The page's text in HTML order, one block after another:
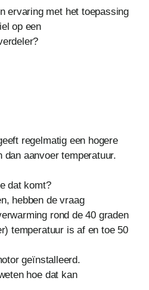
ervaring met het toepassing
op een
regelmatig een hogere
aanvoer temperatuur.
dat komt?
hebben de vraag
rond de 40 graden
temperatuur is af en toe 50
geïnstalleerd.
hoe dat kan